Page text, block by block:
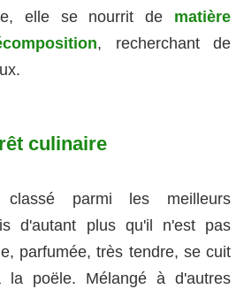
elle se nourrit de matière
, recherchant de
culinaire
parmi les meilleurs
d'autant plus qu'il n'est pas
parfumée, très tendre, se cuit
la poële. Mélangé à d'autres